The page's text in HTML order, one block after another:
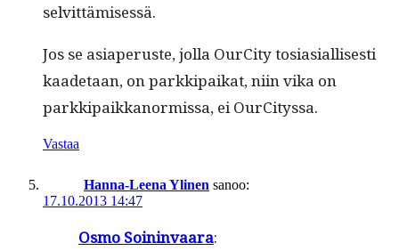
selvittämisessä.
Jos se asi­a­pe­ruste, jol­la OurCi­ty tosi­asial­lis­es­ti
kaade­taan, on parkkipaikat, niin vika on
parkkipaikkanormis­sa, ei OurCityssa.
Vastaa
Hanna-Leena Ylinen sanoo:
17.10.2013 14:47
Osmo Soin­in­vaara: